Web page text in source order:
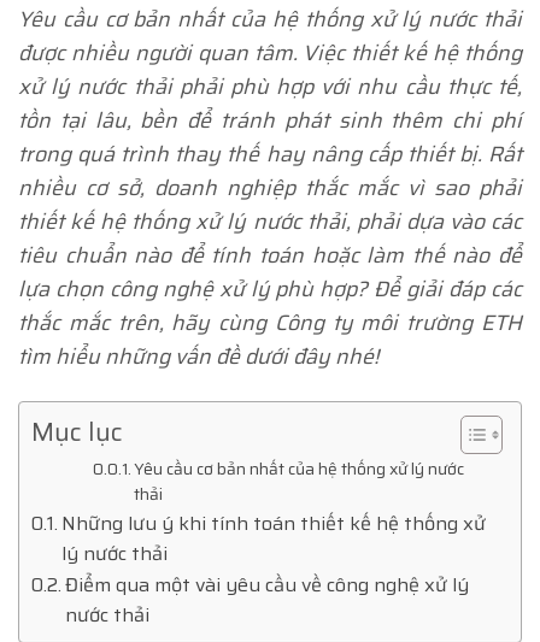
Yêu cầu cơ bản nhất của hệ thống xử lý nước thải
được nhiều người quan tâm. Việc thiết kế hệ thống
xử lý nước thải phải phù hợp với nhu cầu thực tế,
tồn tại lâu, bền để tránh phát sinh thêm chi phí
trong quá trình thay thế hay nâng cấp thiết bị. Rất
nhiều cơ sở, doanh nghiệp thắc mắc vì sao phải
thiết kế hệ thống xử lý nước thải, phải dựa vào các
tiêu chuẩn nào để tính toán hoặc làm thế nào để
lựa chọn công nghệ xử lý phù hợp? Để giải đáp các
thắc mắc trên, hãy cùng Công ty môi trường ETH
tìm hiểu những vấn đề dưới đây nhé!
Mục lục
Yêu cầu cơ bản nhất của hệ thống xử lý nước
thải
Những lưu ý khi tính toán thiết kế hệ thống xử
lý nước thải
Điểm qua một vài yêu cầu về công nghệ xử lý
nước thải